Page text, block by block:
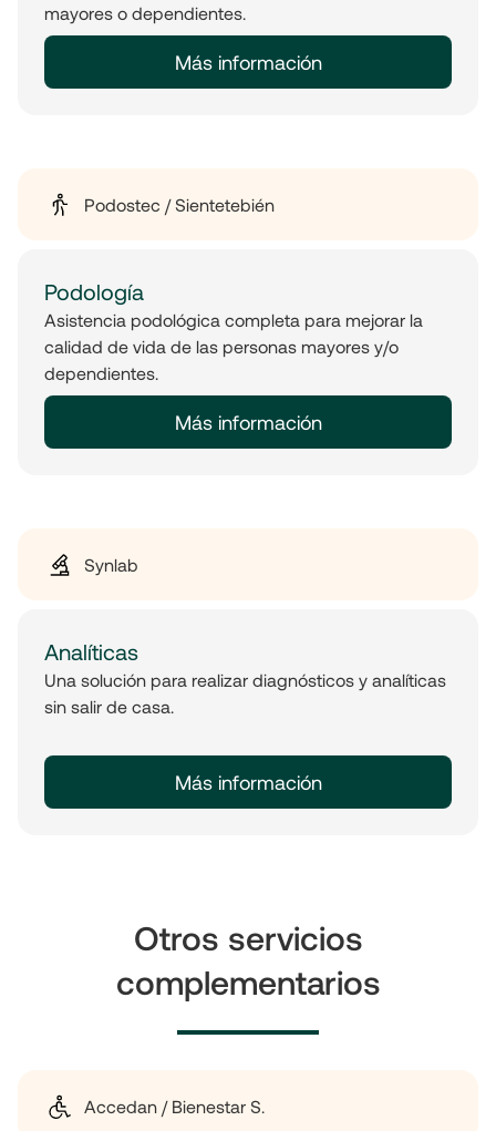
mayores o dependientes.
Más información
Podostec / Sientetebién
Podología
Asistencia podológica completa para mejorar la
calidad de vida de las personas mayores y/o
dependientes.
Más información
Synlab
Analíticas
Una solución para realizar diagnósticos y analíticas
sin salir de casa.
Más información
Otros servicios
complementarios
Accedan / Bienestar S.